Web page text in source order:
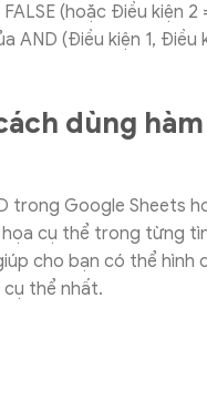
(hoặc Điều kiện
AND (Điều kiện 1, Điều
dùng
trong Google Sheets
họa cụ thể trong từng
cho bạn có thể
cụ thể nhất.